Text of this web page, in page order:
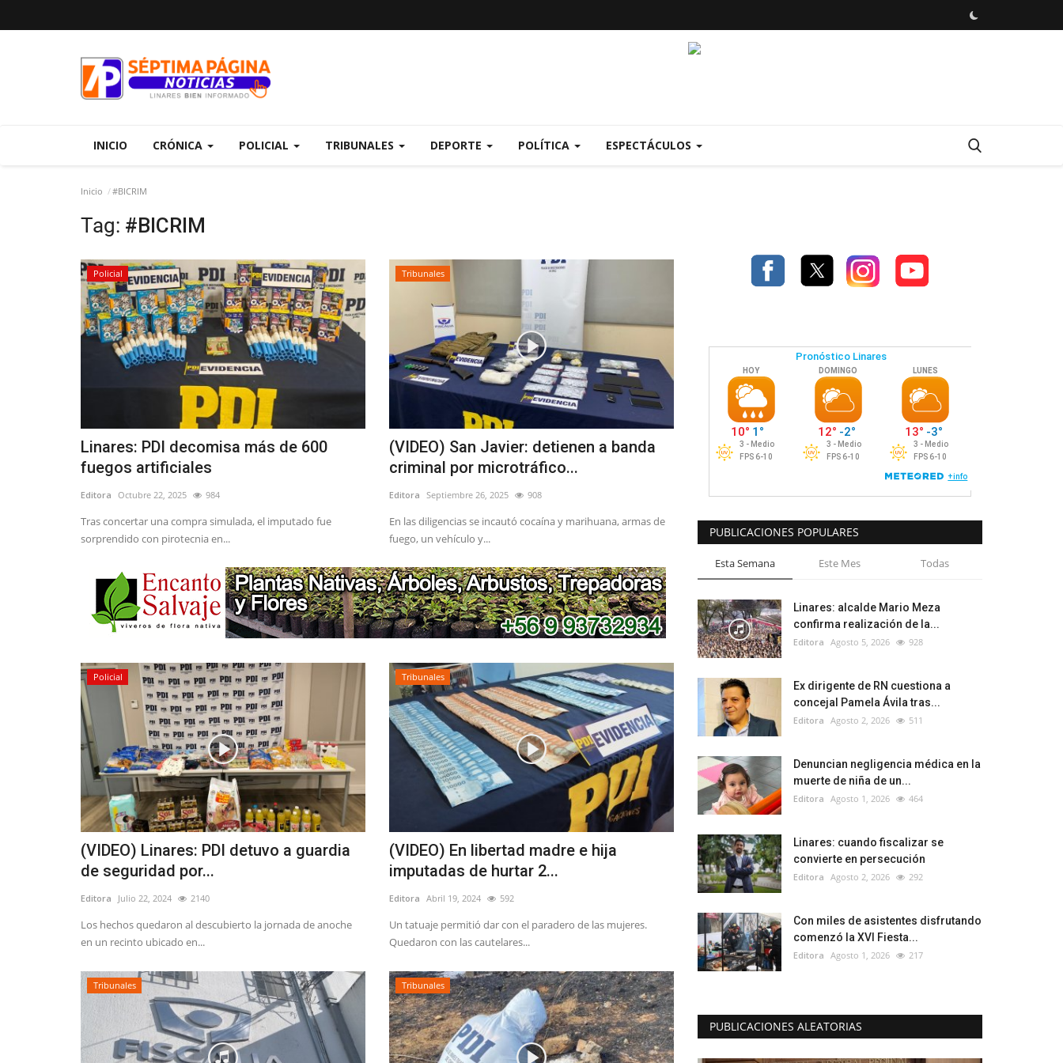
INICIO CRÓNICA POLICIAL TRIBUNALES DEPORTE POLÍTICA ESPECTÁCULOS
Inicio #BICRIM
Tag: #BICRIM
Policial
Linares: PDI decomisa más de 600
fuegos artificiales
Editora Octubre 22, 2025 984
Tras concertar una compra simulada, el imputado fue
sorprendido con pirotecnia en...
Tribunales
(VIDEO) San Javier: detienen a banda
criminal por microtráfico...
Editora Septiembre 26, 2025 908
En las diligencias se incautó cocaína y marihuana, armas de
fuego, un vehículo y...
Policial
(VIDEO) Linares: PDI detuvo a guardia
de seguridad por...
Editora Julio 22, 2024 2140
Los hechos quedaron al descubierto la jornada de anoche
en un recinto ubicado en...
Tribunales
(VIDEO) En libertad madre e hija
imputadas de hurtar 2...
Editora Abril 19, 2024 592
Un tatuaje permitió dar con el paradero de las mujeres.
Quedaron con las cautelares...
Tribunales Tribunales
PUBLICACIONES POPULARES
Esta Semana Este Mes Todas
Linares: alcalde Mario Meza
confirma realización de la...
Editora Agosto 5, 2026 928
Ex dirigente de RN cuestiona a
concejal Pamela Ávila tras...
Editora Agosto 2, 2026 511
Denuncian negligencia médica en la
muerte de niña de un...
Editora Agosto 1, 2026 464
Linares: cuando fiscalizar se
convierte en persecución
Editora Agosto 2, 2026 292
Con miles de asistentes disfrutando
comenzó la XVI Fiesta...
Editora Agosto 1, 2026 217
PUBLICACIONES ALEATORIAS